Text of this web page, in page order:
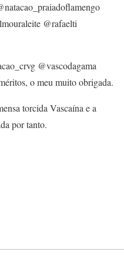
@rafaelti
@vascodagama
o meu muito obrigada.
torcida Vascaína e a
por tanto.